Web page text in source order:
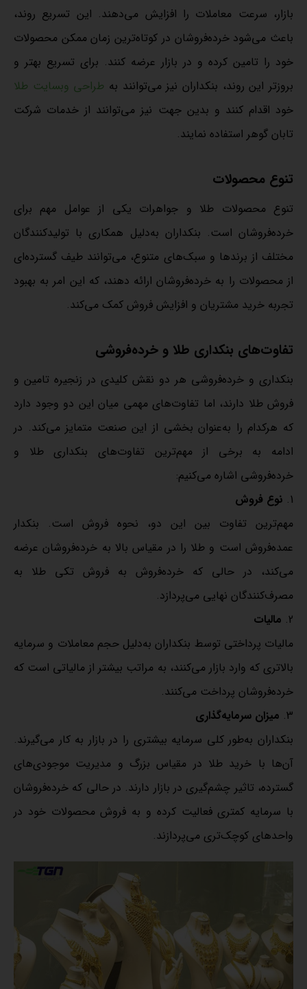
بازار، سرعت معاملات را افزایش می‌دهند. این تسریع روند،
باعث می‌شود خرده‌فروشان در کوتاه‌ترین زمان ممکن محصولات
خود را تامین کرده و در بازار عرضه کنند. برای تسریع بهتر و
بروزتر این روند، بنکداران نیز می‌توانند به طراحی وبسایت طلا
خود اقدام کنند و بدین جهت نیز می‌توانند از خدمات شرکت
تابان گوهر استفاده نمایند.
تنوع محصولات
تنوع محصولات طلا و جواهرات یکی از عوامل مهم برای
خرده‌فروشان است. بنکداران به‌دلیل همکاری با تولیدکنندگان
مختلف از برندها و سبک‌های متنوع، می‌توانند طیف گسترده‌ای
از محصولات را به خرده‌فروشان ارائه دهند، که این امر به بهبود
تجربه خرید مشتریان و افزایش فروش کمک می‌کند.
تفاوت‌های بنکداری طلا و خرده‌فروشی
بنکداری و خرده‌فروشی هر دو نقش کلیدی در زنجیره تامین و
فروش طلا دارند، اما تفاوت‌های مهمی میان این دو وجود دارد
که هرکدام را به‌عنوان بخشی از این صنعت متمایز می‌کند. در
ادامه به برخی از مهم‌ترین تفاوت‌های بنکداری طلا و
خرده‌فروشی اشاره می‌کنیم:
نوع فروش
مهم‌ترین تفاوت بین این دو، نحوه فروش است. بنکدار
عمده‌فروش است و طلا را در مقیاس بالا به خرده‌فروشان عرضه
می‌کند، در حالی که خرده‌فروش به فروش تکی طلا به
مصرف‌کنندگان نهایی می‌پردازد.
مالیات
مالیات پرداختی توسط بنکداران به‌دلیل حجم معاملات و سرمایه
بالاتری که وارد بازار می‌کنند، به مراتب بیشتر از مالیاتی است که
خرده‌فروشان پرداخت می‌کنند.
میزان سرمایه‌گذاری
بنکداران به‌طور کلی سرمایه بیشتری را در بازار به کار می‌گیرند.
آن‌ها با خرید طلا در مقیاس بزرگ و مدیریت موجودی‌های
گسترده، تاثیر چشم‌گیری در بازار دارند. در حالی که خرده‌فروشان
با سرمایه کمتری فعالیت کرده و به فروش محصولات خود در
واحدهای کوچک‌تری می‌پردازند.